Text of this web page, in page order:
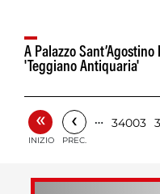
A Palazzo
'Teggiano Antiquaria'
«
INIZIO
‹
PREC.
… 34003